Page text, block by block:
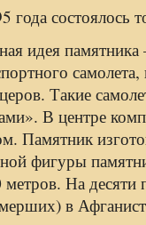
года состоялось
идея памятника
Такие
В центре
Памятник
фигуры
На десяти
в